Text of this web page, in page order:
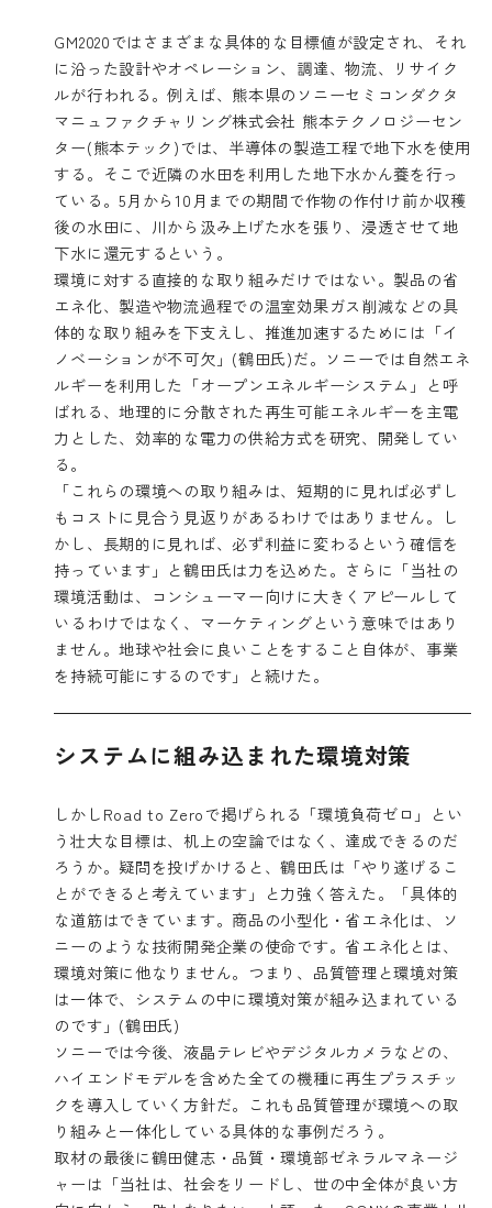
GM2020ではさまざまな具体的な目標値が設定され、それ
に沿った設計やオペレーション、調達、物流、リサイク
ルが行われる。例えば、熊本県のソニーセミコンダクタ
マニュファクチャリング株式会社 熊本テクノロジーセン
ター(熊本テック)では、半導体の製造工程で地下水を使用
する。そこで近隣の水田を利用した地下水かん養を行っ
ている。5月から10月までの期間で作物の作付け前か収穫
後の水田に、川から汲み上げた水を張り、浸透させて地
下水に還元するという。
環境に対する直接的な取り組みだけではない。製品の省
エネ化、製造や物流過程での温室効果ガス削減などの具
体的な取り組みを下支えし、推進加速するためには「イ
ノベーションが不可欠」(鶴田氏)だ。ソニーでは自然エネ
ルギーを利用した「オープンエネルギーシステム」と呼
ばれる、地理的に分散された再生可能エネルギーを主電
力とした、効率的な電力の供給方式を研究、開発してい
る。
「これらの環境への取り組みは、短期的に見れば必ずし
もコストに見合う見返りがあるわけではありません。し
かし、長期的に見れば、必ず利益に変わるという確信を
持っています」と鶴田氏は力を込めた。さらに「当社の
環境活動は、コンシューマー向けに大きくアピールして
いるわけではなく、マーケティングという意味ではあり
ません。地球や社会に良いことをすること自体が、事業
を持続可能にするのです」と続けた。
システムに組み込まれた環境対策
しかしRoad to Zeroで掲げられる「環境負荷ゼロ」とい
う壮大な目標は、机上の空論ではなく、達成できるのだ
ろうか。疑問を投げかけると、鶴田氏は「やり遂げるこ
とができると考えています」と力強く答えた。「具体的
な道筋はできています。商品の小型化・省エネ化は、ソ
ニーのような技術開発企業の使命です。省エネ化とは、
環境対策に他なりません。つまり、品質管理と環境対策
は一体で、システムの中に環境対策が組み込まれている
のです」(鶴田氏)
ソニーでは今後、液晶テレビやデジタルカメラなどの、
ハイエンドモデルを含めた全ての機種に再生プラスチッ
クを導入していく方針だ。これも品質管理が環境への取
り組みと一体化している具体的な事例だろう。
取材の最後に鶴田健志・品質・環境部ゼネラルマネージ
ャーは「当社は、社会をリードし、世の中全体が良い方